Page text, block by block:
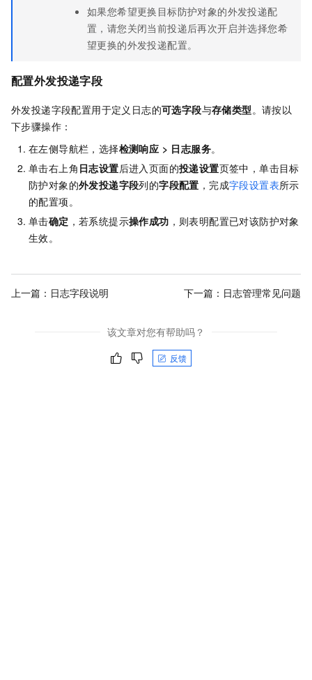
如果您希望更换目标防护对象的外发投递配
置，请您关闭当前投递后再次开启并选择您希
望更换的外发投递配置。
配置外发投递字段
外发投递字段配置用于定义日志的可选字段与存储类型。请按以
下步骤操作：
在左侧导航栏，选择检测响应 > 日志服务。
单击右上角 日志设置后进入页面的投递设置页签中，单击目标
防护对象的外发投递字段列的字段配置 ，完成字段设置表所示
的配置项。
单击确定 ，若系统提示操作成功 ，则表明配置已对该防护对象
生效。
上一篇： 日志字段说明 下一篇： 日志管理常见问题
该文章对您有帮助吗？
反馈